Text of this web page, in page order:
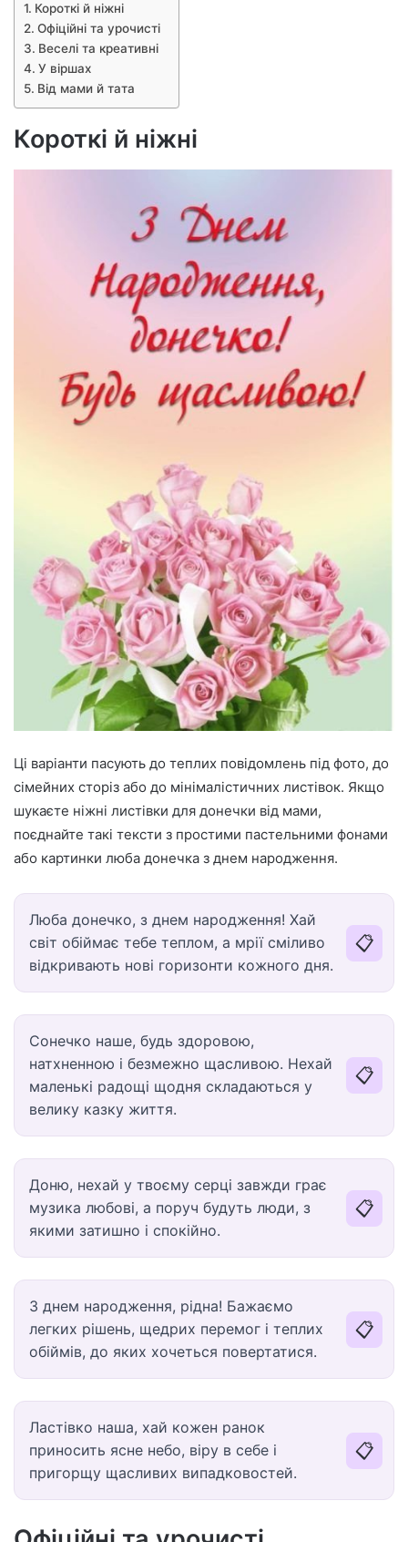
Короткі й ніжні
Офіційні та урочисті
Веселі та креативні
У віршах
Від мами й тата
Короткі й ніжні
Ці варіанти пасують до теплих повідомлень під фото, до
сімейних сторіз або до мінімалістичних листівок. Якщо
шукаєте ніжні листівки для донечки від мами,
поєднайте такі тексти з простими пастельними фонами
або картинки люба донечка з днем народження.
Люба донечко, з днем народження! Хай
світ обіймає тебе теплом, а мрії сміливо
відкривають нові горизонти кожного дня.
📋
Сонечко наше, будь здоровою,
натхненною і безмежно щасливою. Нехай
маленькі радощі щодня складаються у
велику казку життя.
📋
Доню, нехай у твоєму серці завжди грає
музика любові, а поруч будуть люди, з
якими затишно і спокійно.
📋
З днем народження, рідна! Бажаємо
легких рішень, щедрих перемог і теплих
обіймів, до яких хочеться повертатися.
📋
Ластівко наша, хай кожен ранок
приносить ясне небо, віру в себе і
пригорщу щасливих випадковостей.
📋